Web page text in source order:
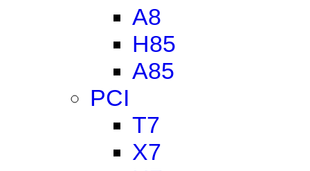
A8
H85
A85
PCI
T7
X7